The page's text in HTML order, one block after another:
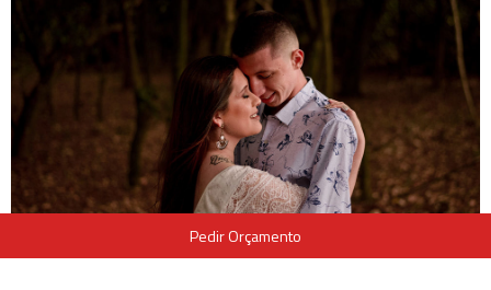
Pedir Orçamento